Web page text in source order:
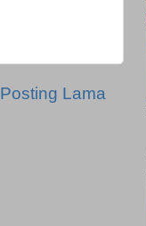
Posting Lama